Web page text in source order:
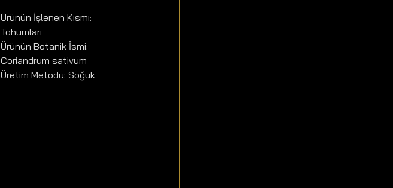
Ürünün İşlenen Kısmı:
Tohumları
Ürünün Botanik İsmi:
Coriandrum sativum
Üretim Metodu: Soğuk